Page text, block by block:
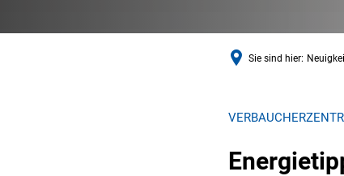
Sie sind hier: